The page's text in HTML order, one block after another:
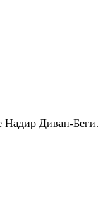
Надир Диван-Беги.